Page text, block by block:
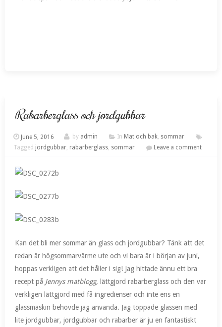
Rabarberglass och jordgubbar
June 5, 2016 by admin In Mat och bak, sommar
Tagged jordgubbar, rabarberglass, sommar Leave a comment
Kan det bli mer sommar än glass och jordgubbar? Tänk att det
redan är högsommarvärme ute och vi bara är i början av juni,
hoppas verkligen att det håller i sig! Jag hittade ännu ett bra
recept på Jennys matblogg, lättgjord rabarberglass och den var
verkligen lättgjord med få ingredienser och inte ens en
glassmaskin behövde jag använda. Jag toppade glassen med
lite jordgubbar, jordgubbar och rabarber är ju en fantastiskt